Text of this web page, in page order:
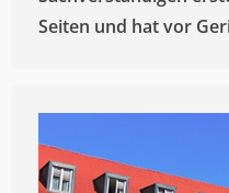
Seiten und hat vor